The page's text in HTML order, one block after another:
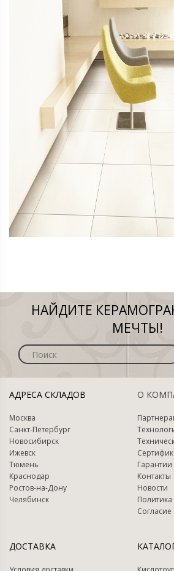
НАЙДИТЕ
МЕЧТЫ!
АДРЕСА СКЛАДОВ
Москва
Санкт-Петербург
Новосибирск
Ижевск
Тюмень
Краснодар
Ростов-на-Дону
Челябинск
О
Гарантии
Контакты
Новости
Согласие
ДОСТАВКА